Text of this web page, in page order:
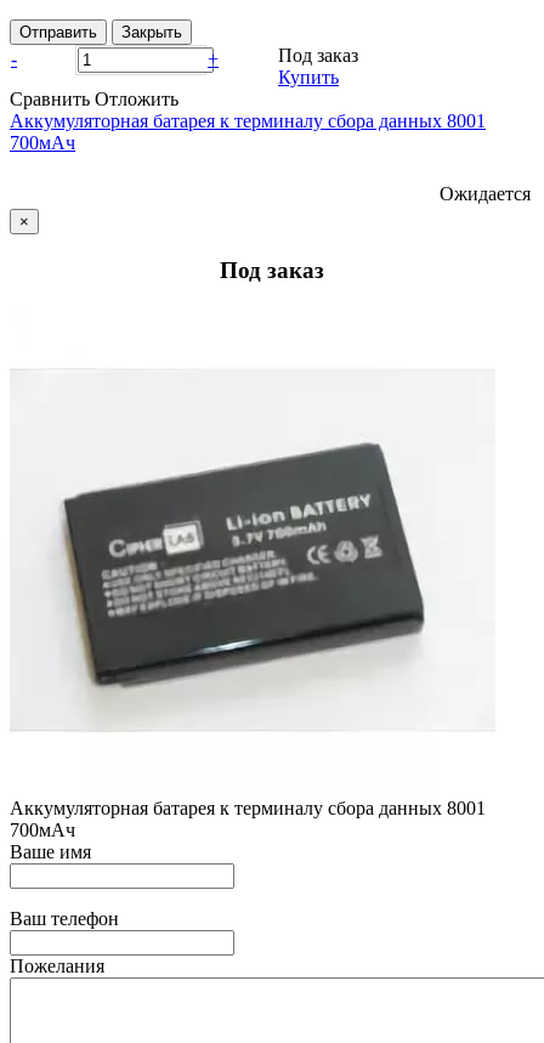
Отправить Закрыть
- +
Под заказ
Купить
Сравнить Отложить
Аккумуляторная батарея к терминалу сбора данных 8001
700мАч
Ожидается
×
Под заказ
Аккумуляторная батарея к терминалу сбора данных 8001
700мАч
Ваше имя
Ваш телефон
Пожелания